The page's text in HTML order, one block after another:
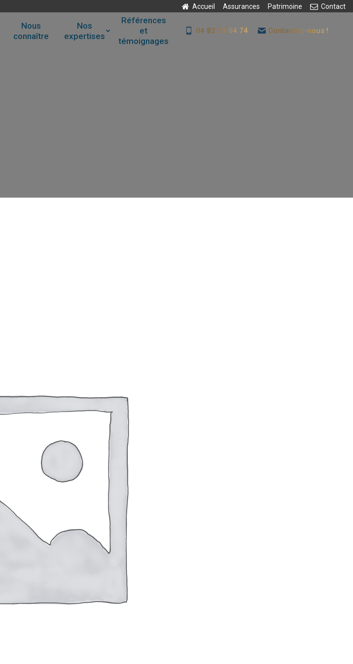
Accueil Assurances Patrimoine Contact
Nous
connaître
Nos
expertises
Références
et
témoignages
04 82 31 04 74 Contactez-nous !